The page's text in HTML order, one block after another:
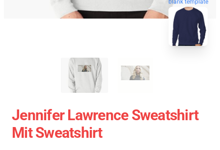
Jennifer Lawrence Sweatshirt
Mit Sweatshirt